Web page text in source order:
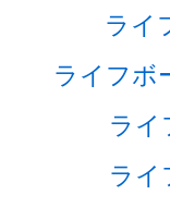
ライ
ライフボ
ライ
ライ